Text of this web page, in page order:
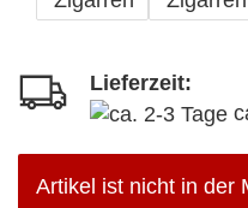
Lieferzeit:
Artikel ist nicht in der